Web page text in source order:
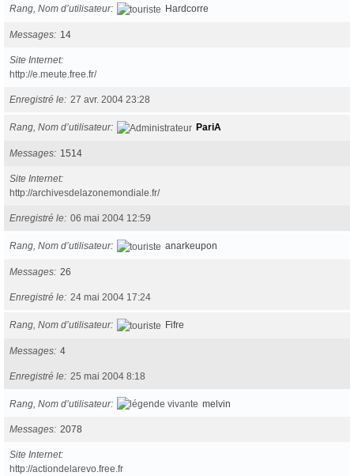
Rang, Nom d’utilisateur Hardcorre
Messages 14
Site Internet
http://e.meute.free.fr/
Enregistré le 27 avr. 2004 23:28
Rang, Nom d’utilisateur PariA
Messages 1514
Site Internet
http://archivesdelazonemondiale.fr/
Enregistré le 06 mai 2004 12:59
Rang, Nom d’utilisateur anarkeupon
Messages 26
Enregistré le 24 mai 2004 17:24
Rang, Nom d’utilisateur Fifre
Messages 4
Enregistré le 25 mai 2004 8:18
Rang, Nom d’utilisateur melvin
Messages 2078
Site Internet
http://actiondelarevo.free.fr